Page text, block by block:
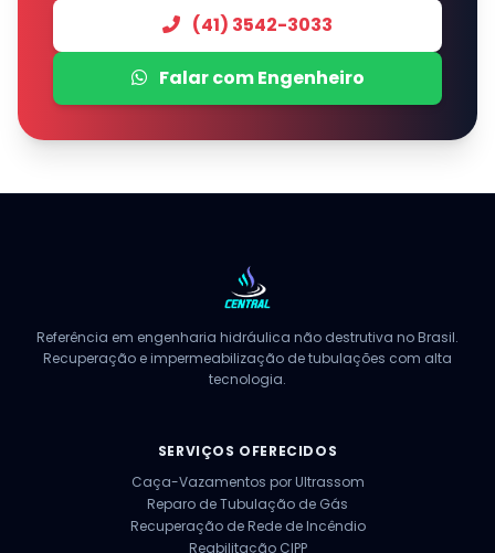
(41) 3542-3033
Falar com Engenheiro
Referência em engenharia hidráulica não destrutiva no Brasil.
Recuperação e impermeabilização de tubulações com alta
tecnologia.
SERVIÇOS OFERECIDOS
Caça-Vazamentos por Ultrassom
Reparo de Tubulação de Gás
Recuperação de Rede de Incêndio
Reabilitação CIPP